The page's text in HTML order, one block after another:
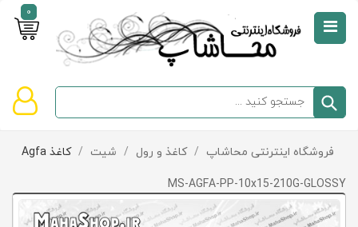
0
صفحه
دسته‌بندی
سبد
خالی
است
فروشگاه اینترنتی محاشاپ / کاغذ و رول / شیت / کاغذ Agfa
MS-AGFA-PP-10x15-210G-GLOSSY